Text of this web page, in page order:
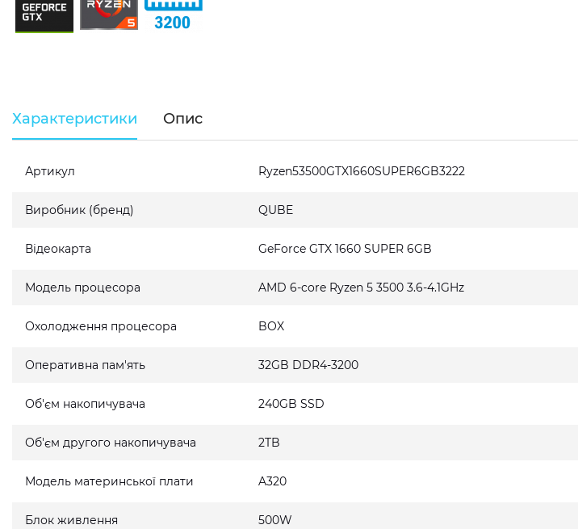
Характеристики Опис
Артикул Ryzen53500GTX1660SUPER6GB3222
Виробник (бренд) QUBE
Відеокарта GeForce GTX 1660 SUPER 6GB
Модель процесора AMD 6-core Ryzen 5 3500 3.6-4.1GHz
Охолодження процесора BOX
Оперативна пам'ять 32GB DDR4-3200
Об'єм накопичувача 240GB SSD
Об'єм другого накопичувача 2TB
Модель материнської плати A320
Блок живлення 500W